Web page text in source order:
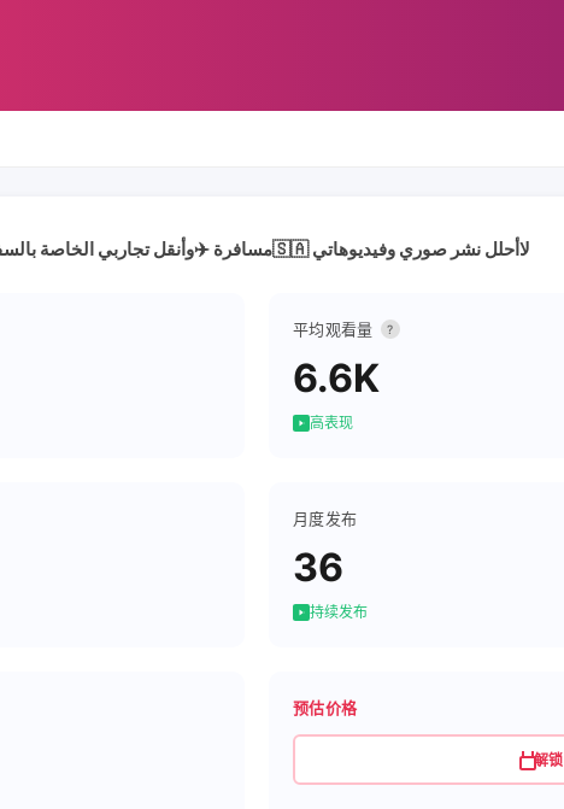
مسافرة ✈️وأنقل تجاربي الخاصة بالسفر 📸 مع تغطيات داخلية لأجمل مدن بلادي🇸🇦 لاأحلل نشر صوري وفيديوهاتي
平均观看量 ?
6.6K
高表现
月度发布
36
持续发布
预估价格
解锁